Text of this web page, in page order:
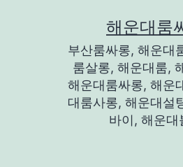
해운대룸
부산룸싸롱, 해운대
룸살롱, 해운대룸,
해운대룸싸롱, 해운
대룸사롱, 해운대설
바이, 해운대